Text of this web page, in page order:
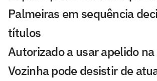
Palmeiras em sequência
títulos
Autorizado a usar apelido
Vozinha pode desistir de